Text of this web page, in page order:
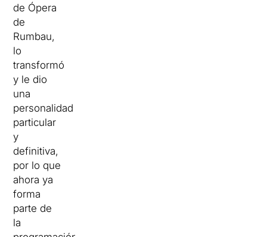
de Ópera
de
Rumbau,
lo
transformó
y le dio
una
personalidad
particular
y
definitiva,
por lo que
ahora ya
forma
parte de
la